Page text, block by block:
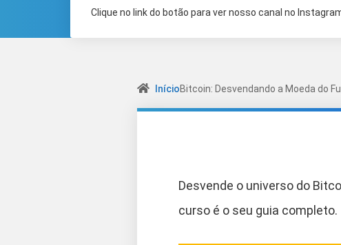
Clique no link do botão para ver nosso canal no
InícioBitcoin: Desvendando a Moeda do
Desvende o universo do
curso é o seu guia completo.